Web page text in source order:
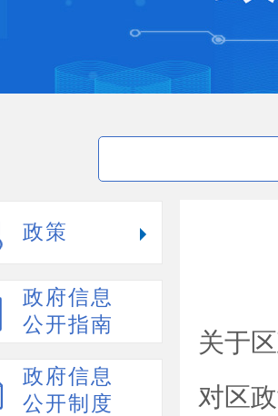
政策
政府信息
公开指南
政府信息
公开制度
关于
对区